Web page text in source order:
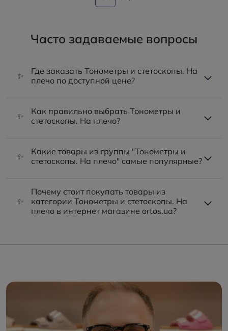
Часто задаваемые вопросы
✨
Где заказать Тонометры и стетоскопы. На
плечо по доступной цене?
✨
Как правильно выбрать Тонометры и
стетоскопы. На плечо?
✨
Какие товары из группы "Тонометры и
стетоскопы. На плечо" самые популярные?
✨
Почему стоит покупать товары из
категории Тонометры и стетоскопы. На
плечо в интернет магазине ortos.ua?